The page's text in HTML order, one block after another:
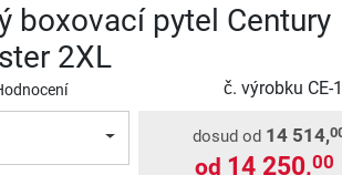
boxovací pytel Century
2XL
č. výrobku CE-
dosud od 14 514,
od 14 250,00